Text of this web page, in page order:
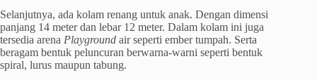
Selanjutnya, ada kolam renang untuk anak. Dengan dimensi
panjang 14 meter dan lebar 12 meter. Dalam kolam ini juga
tersedia arena Playground air seperti ember tumpah. Serta
beragam bentuk peluncuran berwarna-warni seperti bentuk
spiral, lurus maupun tabung.